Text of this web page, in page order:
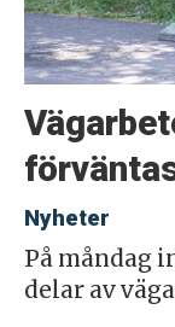
Nyheter
På måndag
delar av